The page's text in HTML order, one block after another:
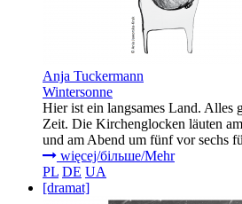
Anja Tuckermann
Wintersonne
Hier ist ein langsames Land. Alles
Zeit. Die Kirchenglocken läuten
und am Abend um fünf vor sechs
więcej/більше/Mehr
PL DE UA
[dramat]